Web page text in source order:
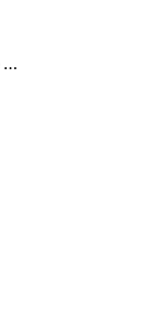
Чат, форум и отзывы о Cheelee (CHEELEE) - The Hedger